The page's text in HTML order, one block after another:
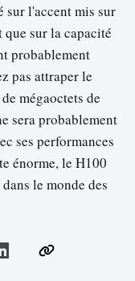
sur l'accent mis sur
sur la capacité
probablement
pas attraper le
mégaoctets de
sera probablement
ses performances
énorme, le H100
le monde des